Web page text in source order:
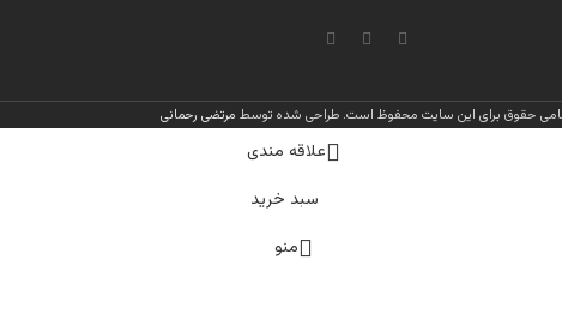
حقوق برای این سایت محفوظ است. طراحی شده توسط مرتضی رحمانی
علاقه مندی
سبد خرید
منو